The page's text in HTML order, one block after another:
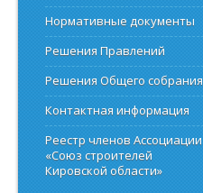
Нормативные документы
Решения Правлений
Решения Общего собрания
Контактная информация
Реестр членов Ассоциации
«Союз строителей
Кировской области»